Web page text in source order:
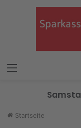
Menü
Startseite